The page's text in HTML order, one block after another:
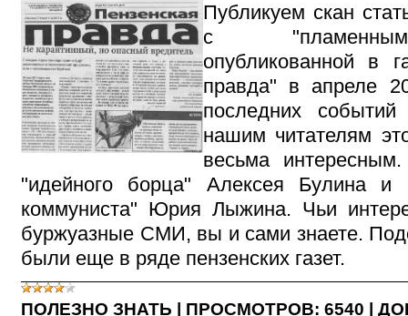
Публикуем скан
с
опубликованной в
правда" в апреле
последних
нашим читателям
весьма
"идейного борца" Алексея Булина и
коммуниста" Юрия Лыжина. Чьи
буржуазные СМИ, вы и сами знаете.
были еще в ряде пензенских газет.
ПОЛЕЗНО ЗНАТЬ ПРОСМОТРОВ: 6540